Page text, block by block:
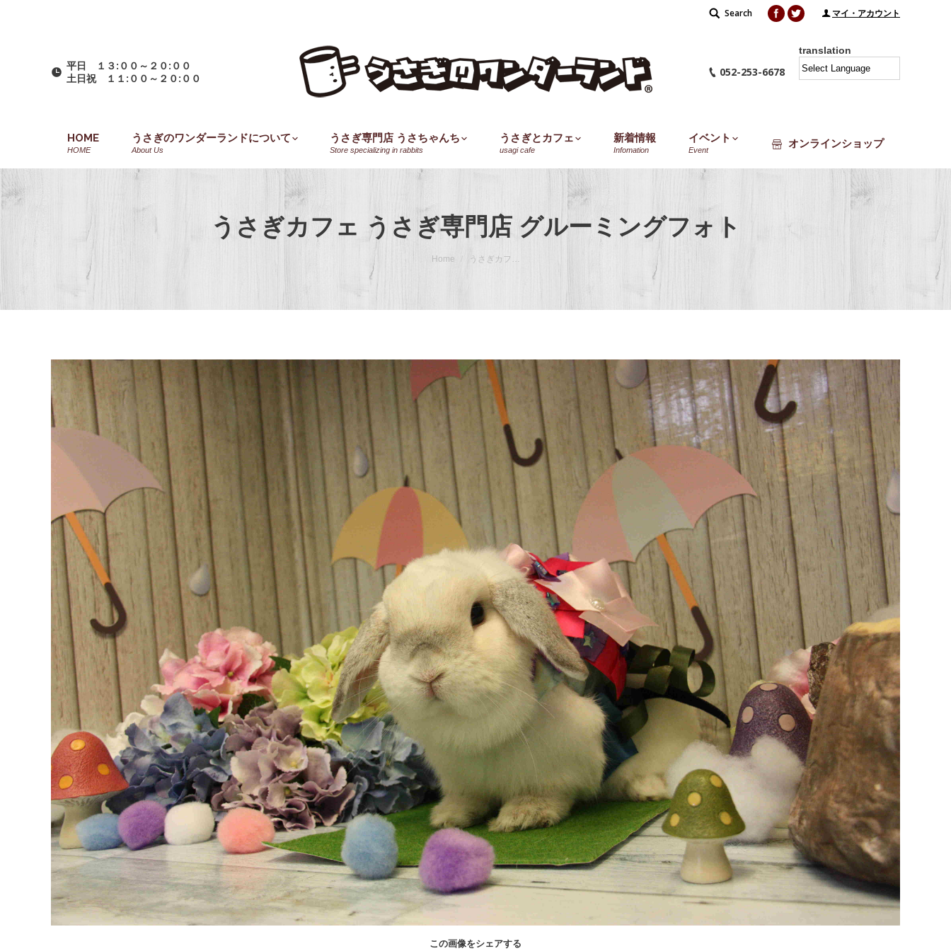
Search:
Search Facebook
Twitter マイ・アカウント
平日 １３:００～２０:００
土日祝 １１:００～２０:００
052-253-6678
translation
HOME
HOME
うさぎのワンダーランドについて
About Us
うさぎ専門店 うさちゃんち
Store specializing in rabbits
うさぎとカフェ
usagi cafe
新着情報
Infomation
イベント
Event
オンラインショップ
うさぎカフェ うさぎ専門店 グルーミングフォト
Home うさぎカフ…
この画像をシェアする